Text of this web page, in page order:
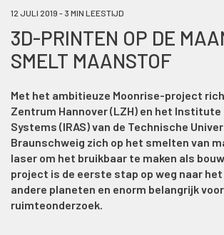
12 JULI 2019 - 3 MIN LEESTIJD
3D-PRINTEN OP DE
SMELT MAANSTOF
Met het ambitieuze Moonrise-project
Zentrum Hannover (LZH) en het Institute
Systems (IRAS) van de Technische
Braunschweig zich op het smelten van
laser om het bruikbaar te maken als
project is de eerste stap op weg naar
andere planeten en enorm belangrijk voor
ruimteonderzoek.